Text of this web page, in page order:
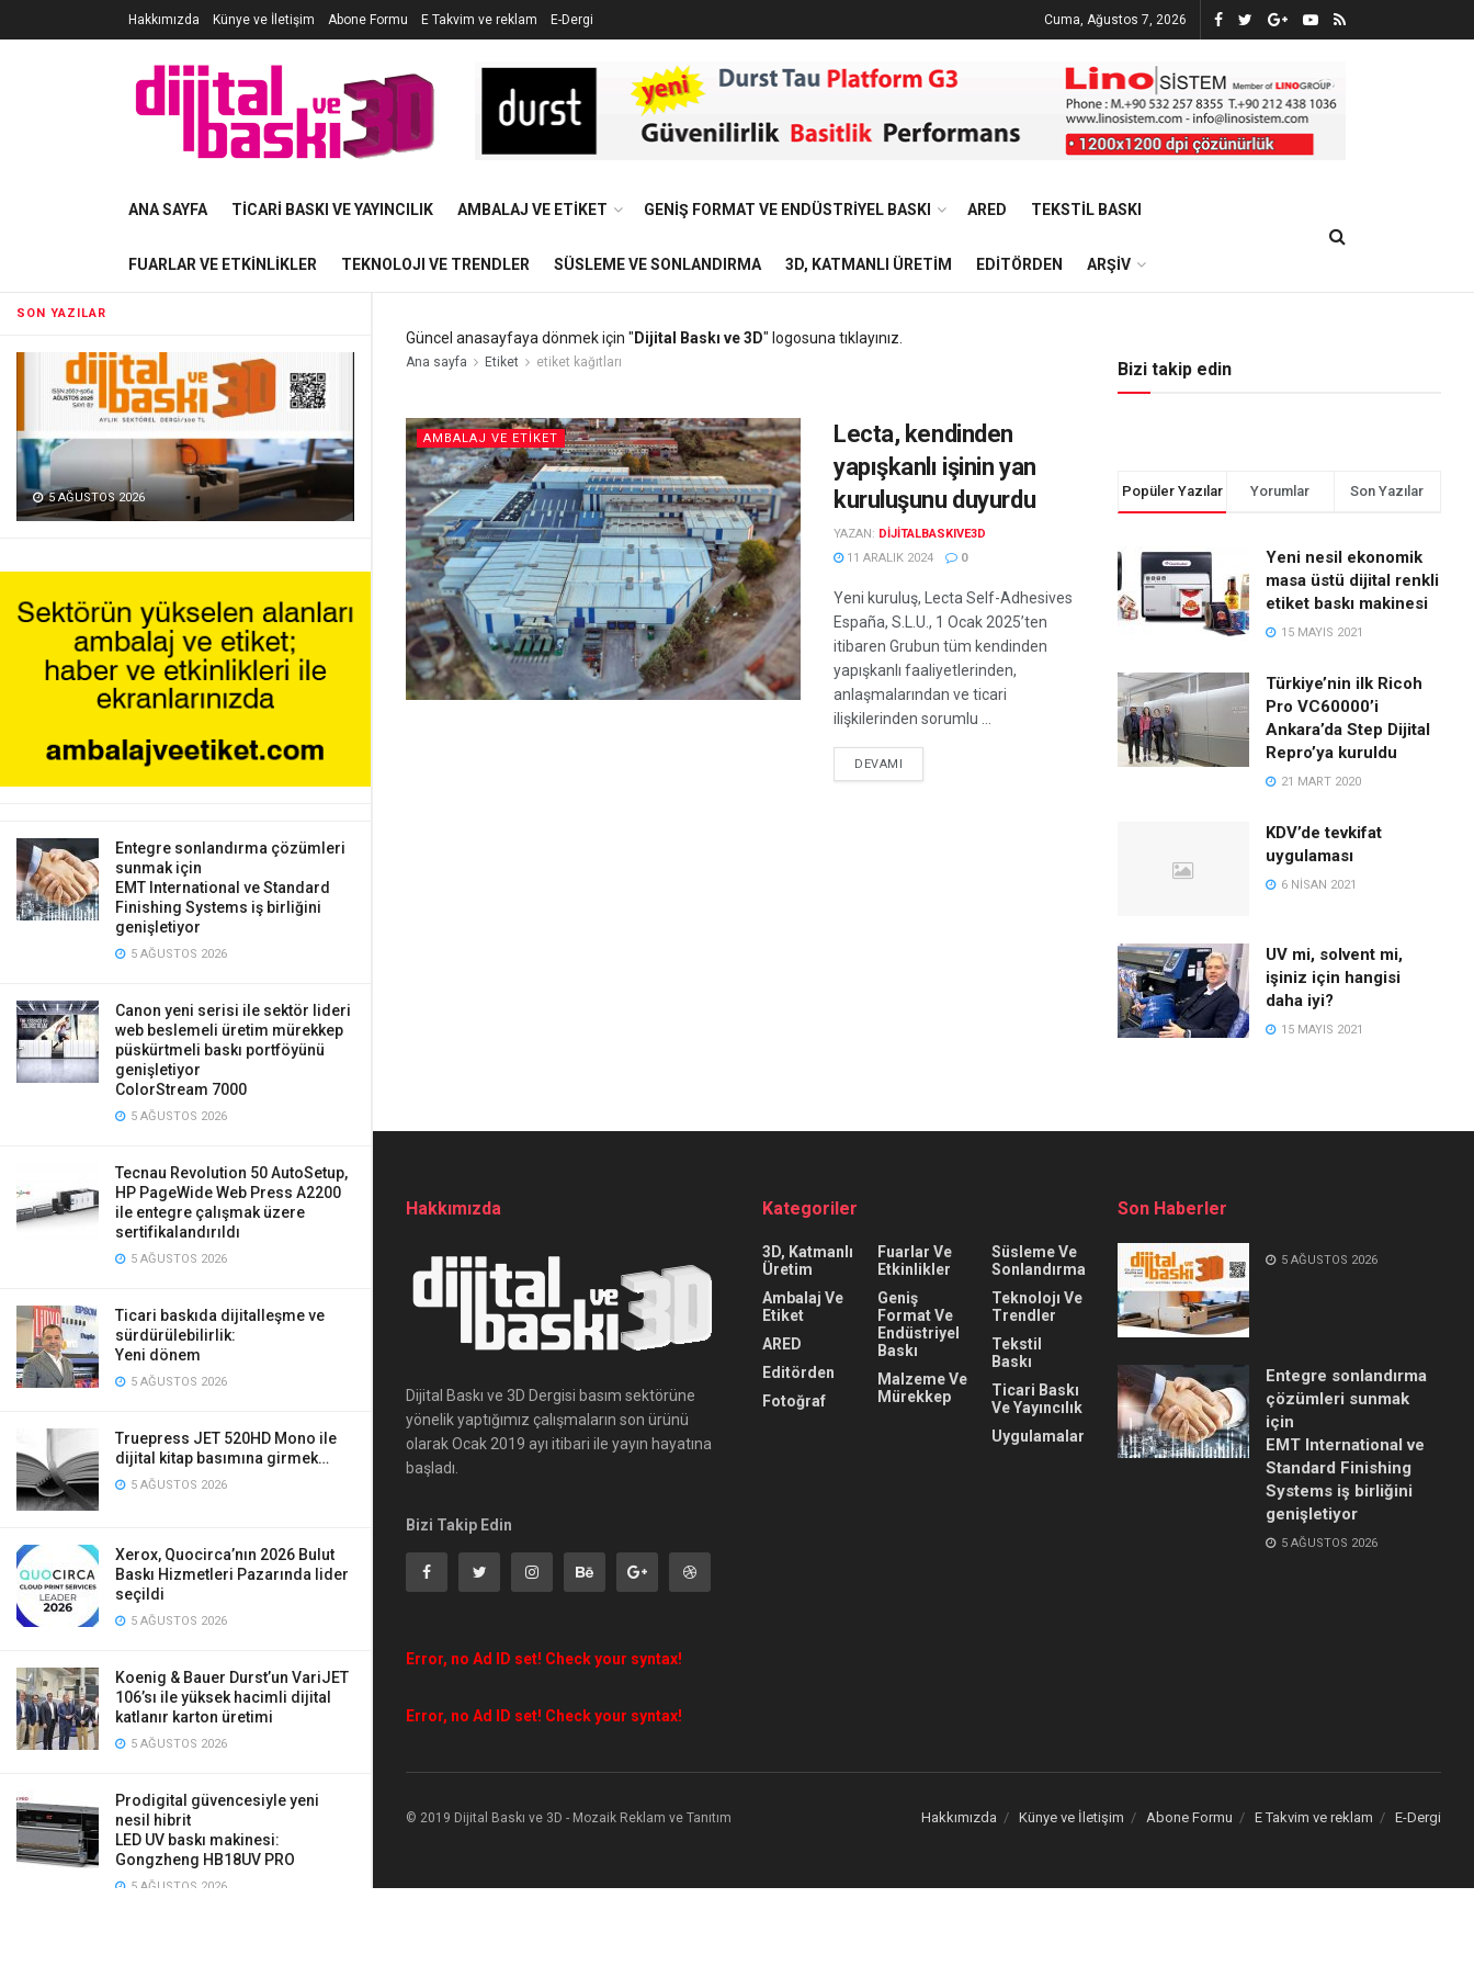
SON YAZILAR
5 AĞUSTOS 2026
Entegre sonlandırma çözümleri
sunmak için
EMT International ve Standard
Finishing Systems iş birliğini
genişletiyor
5 AĞUSTOS 2026
Canon yeni serisi ile sektör lideri
web beslemeli üretim mürekkep
püskürtmeli baskı portföyünü
genişletiyor
ColorStream 7000
5 AĞUSTOS 2026
Tecnau Revolution 50 AutoSetup,
HP PageWide Web Press A2200
ile entegre çalışmak üzere
sertifikalandırıldı
5 AĞUSTOS 2026
Ticari baskıda dijitalleşme ve
sürdürülebilirlik:
Yeni dönem
5 AĞUSTOS 2026
Truepress JET 520HD Mono ile
dijital kitap basımına girmek…
5 AĞUSTOS 2026
Xerox, Quocirca’nın 2026 Bulut
Baskı Hizmetleri Pazarında lider
seçildi
5 AĞUSTOS 2026
Koenig & Bauer Durst’un VariJET
106’sı ile yüksek hacimli dijital
katlanır karton üretimi
5 AĞUSTOS 2026
Prodigital güvencesiyle yeni
nesil hibrit
LED UV baskı makinesi:
Gongzheng HB18UV PRO
5 AĞUSTOS 2026
Hakkımızda Künye ve İletişim Abone Formu E Takvim ve reklam E-Dergi Cuma, Ağustos 7, 2026
ANA SAYFA TICARI BASKI VE YAYINCILIK AMBALAJ VE ETIKET GENIŞ FORMAT VE ENDÜSTRIYEL BASKI ARED TEKSTIL BASKI
FUARLAR VE ETKINLIKLER TEKNOLOJI VE TRENDLER SÜSLEME VE SONLANDIRMA 3D, KATMANLI ÜRETIM EDITÖRDEN ARŞIV
Güncel anasayfaya dönmek için " Dijital Baskı ve 3D" logosuna tıklayınız.
Ana sayfa Etiket etiket kağıtları
AMBALAJ VE ETIKET
Lecta, kendinden
yapışkanlı işinin yan
kuruluşunu duyurdu
YAZAN: DIJITALBASKIVE3D
11 ARALIK 2024
0
Yeni kuruluş, Lecta Self-Adhesives
España, S.L.U., 1 Ocak 2025’ten
itibaren Grubun tüm kendinden
yapışkanlı faaliyetlerinden,
anlaşmalarından ve ticari
ilişkilerinden sorumlu ...
DEVAMI
Bizi takip edin
Popüler Yazılar Yorumlar Son Yazılar
Yeni nesil ekonomik
masa üstü dijital renkli
etiket baskı makinesi
15 MAYIS 2021
Türkiye’nin ilk Ricoh
Pro VC60000’i
Ankara’da Step Dijital
Repro’ya kuruldu
21 MART 2020
KDV’de tevkifat
uygulaması
6 NISAN 2021
UV mi, solvent mi,
işiniz için hangisi
daha iyi?
15 MAYIS 2021
Hakkımızda
Dijital Baskı ve 3D Dergisi basım sektörüne
yönelik yaptığımız çalışmaların son ürünü
olarak Ocak 2019 ayı itibari ile yayın hayatına
başladı.
Bizi Takip Edin
Error, no Ad ID set! Check your syntax!
Error, no Ad ID set! Check your syntax!
Kategoriler
3D, Katmanlı
Üretim
Ambalaj Ve
Etiket
ARED
Editörden
Fotoğraf
Fuarlar Ve
Etkinlikler
Geniş
Format Ve
Endüstriyel
Baskı
Malzeme Ve
Mürekkep
Süsleme Ve
Sonlandırma
Teknolojı Ve
Trendler
Tekstil
Baskı
Ticari Baskı
Ve Yayıncılık
Uygulamalar
Son Haberler
5 AĞUSTOS 2026
Entegre sonlandırma
çözümleri sunmak
için
EMT International ve
Standard Finishing
Systems iş birliğini
genişletiyor
5 AĞUSTOS 2026
Hakkımızda Künye ve İletişim Abone Formu E Takvim ve reklam E-Dergi
© 2019 Dijital Baskı ve 3D - Mozaik Reklam ve Tanıtım